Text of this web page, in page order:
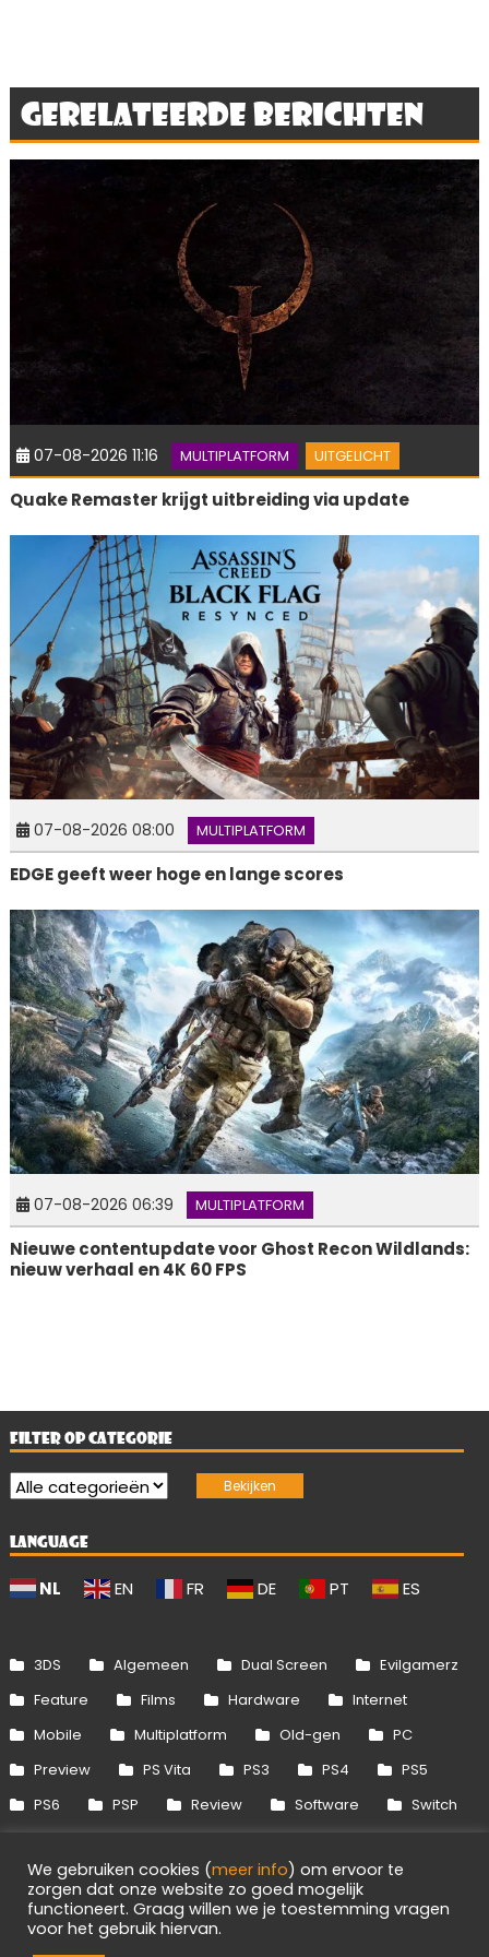
Gerelateerde berichten
07-08-2026 11:16 MULTIPLATFORM UITGELICHT
Quake Remaster krijgt uitbreiding via update
07-08-2026 08:00 MULTIPLATFORM
EDGE geeft weer hoge en lange scores
07-08-2026 06:39 MULTIPLATFORM
Nieuwe contentupdate voor Ghost Recon Wildlands:
nieuw verhaal en 4K 60 FPS
FILTER OP CATEGORIE
LANGUAGE
NL EN FR DE PT ES
3DS Algemeen Dual Screen
Evilgamerz
Feature
Films Hardware
Internet
Mobile
Multiplatform Old-gen
PC
Preview
PS Vita PS3 PS4
PS5
PS6
PSP Review Software
Switch
Xbox 360
Xbox One Xbox Series
We gebruiken cookies (meer info) om ervoor te
zorgen dat onze website zo goed mogelijk
functioneert. Graag willen we je toestemming vragen
voor het gebruik hiervan.